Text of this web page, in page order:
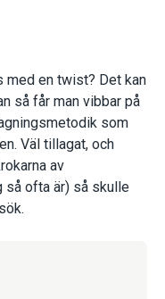
med en twist? Det kan
så får man vibbar på
som
Väl tillagat, och
av
så ofta är) så skulle